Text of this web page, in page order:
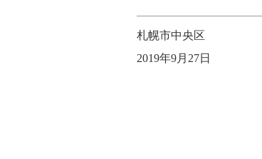
札幌市中央区
2019年9月27日